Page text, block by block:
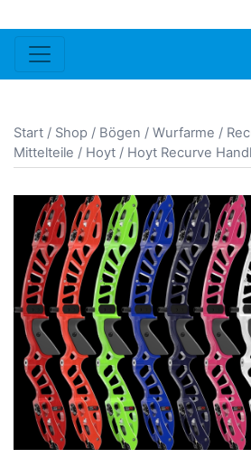
Start / Shop / Bögen / Wurfarme /
Mittelteile / Hoyt / Hoyt Recurve